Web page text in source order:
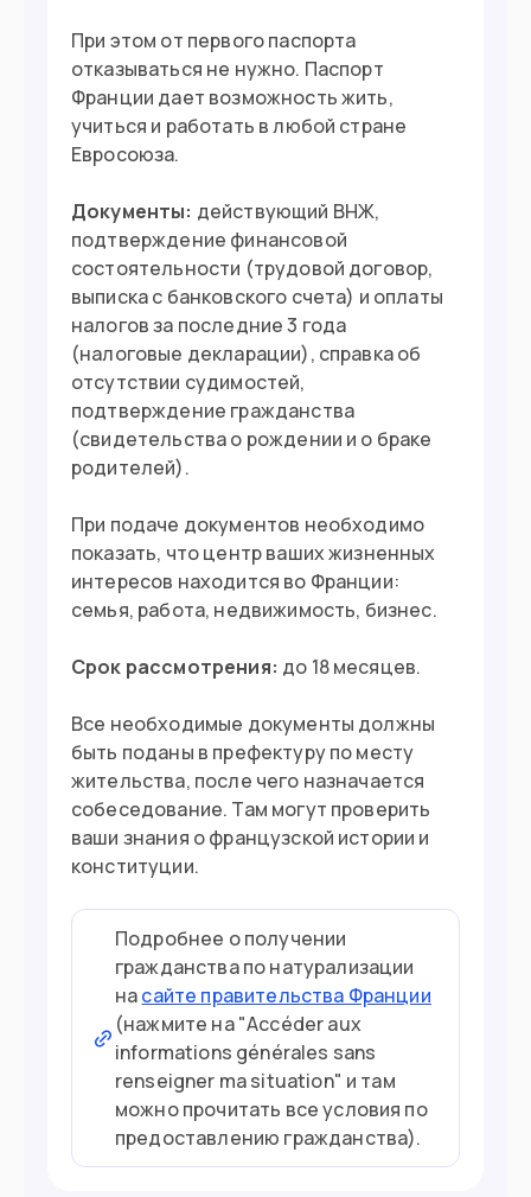
При этом от первого паспорта
отказываться не нужно. Паспорт
Франции дает возможность жить,
учиться и работать в любой стране
Евросоюза.
Документы: действующий ВНЖ,
подтверждение финансовой
состоятельности (трудовой договор,
выписка с банковского счета) и оплаты
налогов за последние 3 года
(налоговые декларации), справка об
отсутствии судимостей,
подтверждение гражданства
(свидетельства о рождении и о браке
родителей).
При подаче документов необходимо
показать, что центр ваших жизненных
интересов находится во Франции:
семья, работа, недвижимость, бизнес.
Срок рассмотрения: до 18 месяцев.
Все необходимые документы должны
быть поданы в префектуру по месту
жительства, после чего назначается
собеседование. Там могут проверить
ваши знания о французской истории и
конституции.
Подробнее о получении
гражданства по натурализации
насайте правительства Франции
(нажмите на "Accéder aux
informations générales sans
renseigner ma situation" и там
можно прочитать все условия по
предоставлению гражданства).